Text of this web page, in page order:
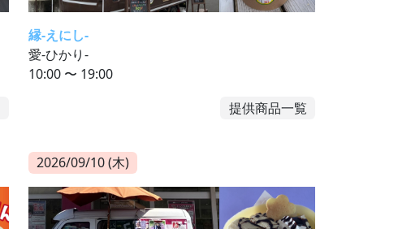
縁-えにし-
愛-ひかり-
10:00 〜 19:00
提供商品一覧
2026/09/10 (木)